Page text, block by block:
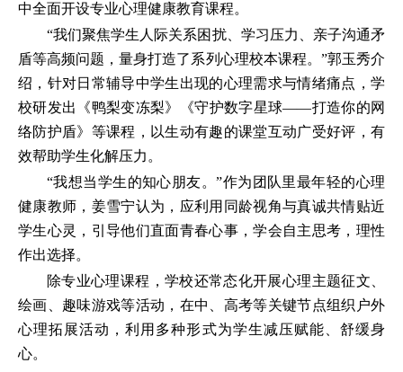
中全面开设专业心理健康教育课程。
“我们聚焦学生人际关系困扰、学习压力、亲子沟通矛
盾等高频问题，量身打造了系列心理校本课程。”郭玉秀介
绍，针对日常辅导中学生出现的心理需求与情绪痛点，学
校研发出《鸭梨变冻梨》《守护数字星球——打造你的网
络防护盾》等课程，以生动有趣的课堂互动广受好评，有
效帮助学生化解压力。
“我想当学生的知心朋友。”作为团队里最年轻的心理
健康教师，姜雪宁认为，应利用同龄视角与真诚共情贴近
学生心灵，引导他们直面青春心事，学会自主思考，理性
作出选择。
除专业心理课程，学校还常态化开展心理主题征文、
绘画、趣味游戏等活动，在中、高考等关键节点组织户外
心理拓展活动，利用多种形式为学生减压赋能、舒缓身
心。